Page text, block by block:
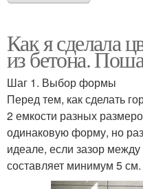
Как я сделала
из бетона.
Шаг 1. Выбор формы
Перед тем, как сделать
2 емкости разных
одинаковую форму, но
идеале, если зазор
составляет минимум 5 см.